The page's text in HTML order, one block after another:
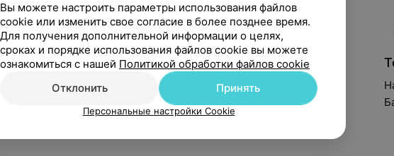
нет в продаже
Термометр FT 70
Товара нет в продаже
Eheim Термометр, 10, 8 см
0360300
Вы можете настроить параметры использования файлов
cookie или изменить свое согласие в более позднее время.
Для получения дополнительной информации о целях,
сроках и порядке использования файлов cookie вы можете
ознакомиться с нашей Политикой обработки файлов cookie
Отклонить
Принять
Персональные настройки Cookie